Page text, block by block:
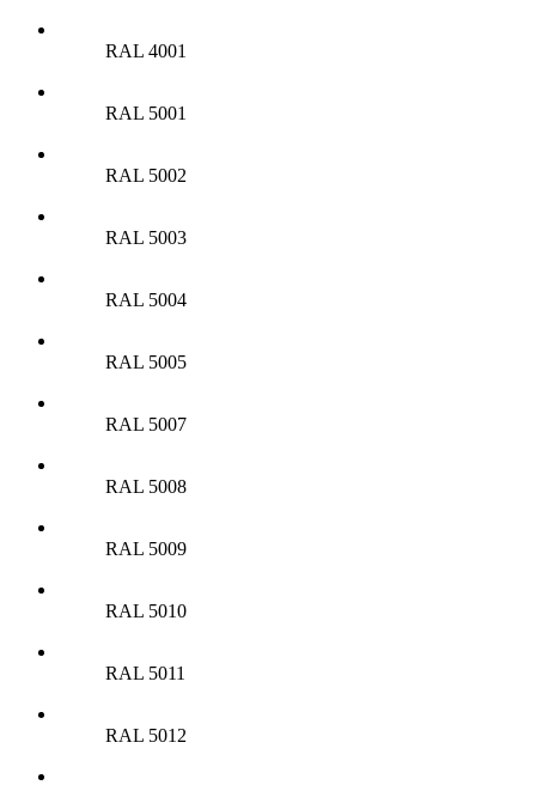
RAL 4001
RAL 5001
RAL 5002
RAL 5003
RAL 5004
RAL 5005
RAL 5007
RAL 5008
RAL 5009
RAL 5010
RAL 5011
RAL 5012